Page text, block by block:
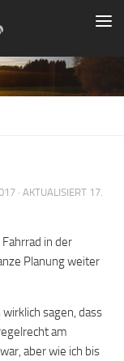
· AKTUALISIERT 17.
in der
Planung weiter
wirklich sagen, dass
am
aber wie ich bis